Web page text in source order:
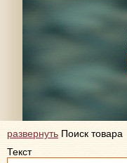
развернуть Поиск товара
Текст